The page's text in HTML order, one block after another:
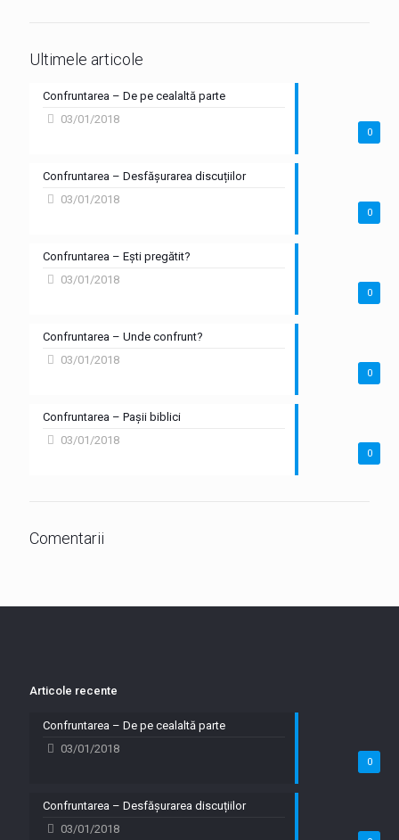
Ultimele articole
0
Confruntarea – De pe cealaltă parte
03/01/2018
0
Confruntarea – Desfășurarea discuțiilor
03/01/2018
0
Confruntarea – Ești pregătit?
03/01/2018
0
Confruntarea – Unde confrunt?
03/01/2018
0
Confruntarea – Pașii biblici
03/01/2018
Comentarii
Articole recente
0
Confruntarea – De pe cealaltă parte
03/01/2018
Confruntarea – Desfășurarea discuțiilor
03/01/2018